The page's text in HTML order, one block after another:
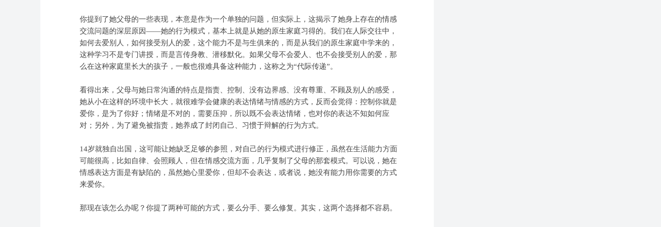
你提到了她父母的一些表现，本意是作为一个单独的问题，但实际上，这揭示了她身上存在的情感
交流问题的深层原因——她的行为模式，基本上就是从她的原生家庭习得的。我们在人际交往中，
如何去爱别人，如何接受别人的爱，这个能力不是与生俱来的，而是从我们的原生家庭中学来的，
这种学习不是专门讲授，而是言传身教、潜移默化。如果父母不会爱人、也不会接受别人的爱，那
么在这种家庭里长大的孩子，一般也很难具备这种能力，这称之为“代际传递”。
看得出来，父母与她日常沟通的特点是指责、控制、没有边界感、没有尊重、不顾及别人的感受，
她从小在这样的环境中长大，就很难学会健康的表达情绪与情感的方式，反而会觉得：控制你就是
爱你，是为了你好；情绪是不对的，需要压抑，所以既不会表达情绪，也对你的表达不知如何应
对；另外，为了避免被指责，她养成了封闭自己、习惯于辩解的行为方式。
14岁就独自出国，这可能让她缺乏足够的参照，对自己的行为模式进行修正，虽然在生活能力方面
可能很高，比如自律、会照顾人，但在情感交流方面，几乎复制了父母的那套模式。可以说，她在
情感表达方面是有缺陷的，虽然她心里爱你，但却不会表达，或者说，她没有能力用你需要的方式
来爱你。
那现在该怎么办呢？你提了两种可能的方式，要么分手、要么修复。其实，这两个选择都不容易。